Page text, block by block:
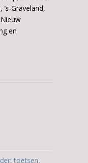
Graveland,
en
toetsen,